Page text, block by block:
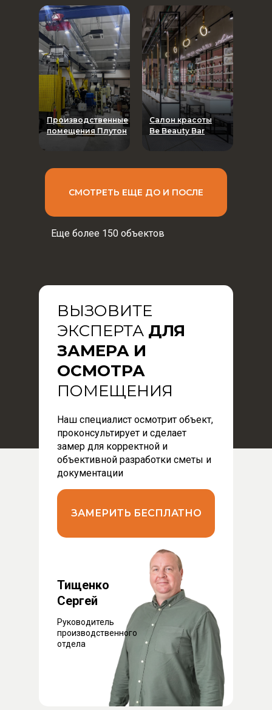
Еще более 150 объектов
СМОТРЕТЬ ЕЩЕ ДО И ПОСЛЕ
Салон красоты
Be Beauty Bar
Производственные
помещения Плутон
Тищенко
Сергей
Руководитель
производственного
отдела
ВЫЗОВИТЕ
ЭКСПЕРТА ДЛЯ
ЗАМЕРА И
ОСМОТРА
ПОМЕЩЕНИЯ
Наш специалист осмотрит объект,
проконсультирует и сделает
замер для корректной и
объективной разработки сметы и
документации
ЗАМЕРИТЬ БЕСПЛАТНО